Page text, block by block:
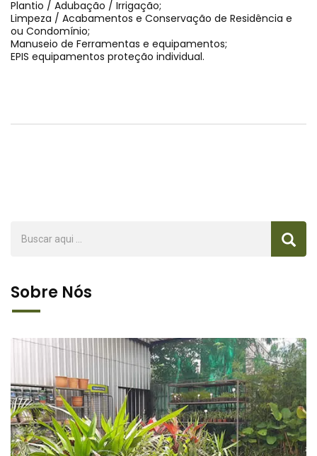
Plantio / Adubação / Irrigação;
Limpeza / Acabamentos e Conservação de Residência e
ou Condomínio;
Manuseio de Ferramentas e equipamentos;
EPIS equipamentos proteção individual.
Sobre Nós